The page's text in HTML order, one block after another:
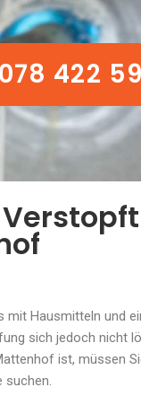
078 422
078 422
mit Hausmitteln und
sich jedoch nicht
ist, müssen
suchen.